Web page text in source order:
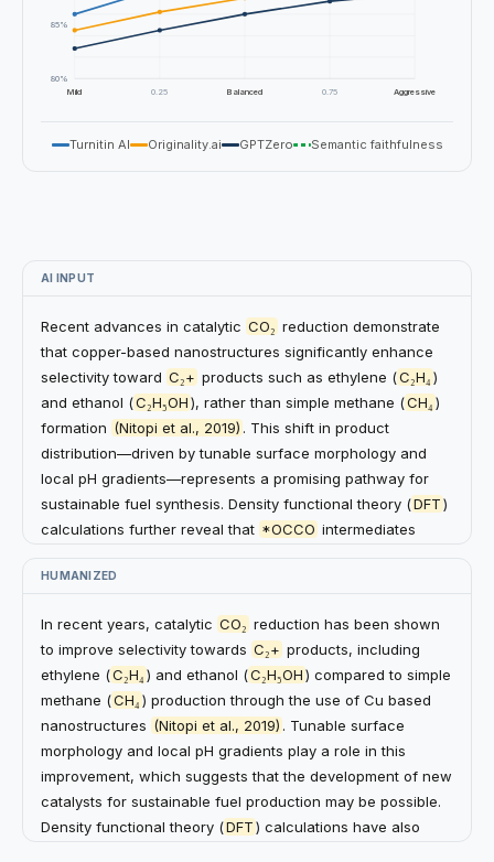
80%
85%
Mild 0.25 Balanced 0.75 Aggressive
Turnitin AI Originality.ai GPTZero Semantic faithfulness
AI INPUT
Recent advances in catalytic CO₂ reduction demonstrate
that copper-based nanostructures significantly enhance
selectivity toward C₂+ products such as ethylene (C₂H₄)
and ethanol (C₂H₅OH), rather than simple methane (CH₄)
formation (Nitopi et al., 2019) . This shift in product
distribution—driven by tunable surface morphology and
local pH gradients—represents a promising pathway for
sustainable fuel synthesis. Density functional theory (DFT)
calculations further reveal that *OCCO intermediates
energy barrier for
the catalyst lattice appears to modulate charge
distribution, improvingFaradaic efficiencyby upwards of
15%.
HUMANIZED
In recent years, catalytic CO₂ reduction has been shown
to improve selectivity towards C₂+ products, including
ethylene (C₂H₄) and ethanol (C₂H₅OH) compared to simple
methane (CH₄) production through the use of Cu based
nanostructures (Nitopi et al., 2019) . Tunable surface
morphology and local pH gradients play a role in this
improvement, which suggests that the development of new
catalysts for sustainable fuel production may be possible.
Density functional theory (DFT) calculations have also
RECENT: +large-scale language models
+hybrid optimization framework
learning studies, which are used to improve the quality of
generation and efficiency (Vaswani et al., 2017; Kaplan et
al., 2020). Since many works use transformer-based
architecture, new training methods should be introduced
to deal with overfitting and representation collapse
problems. The importance of scaling laws has been
stressed in some recent studies, such that in addition to
the expansion of parameters, the amount of data and
computation is required to be optimized (Hoffmann et al.,
2022). A
hybrid optimization framework